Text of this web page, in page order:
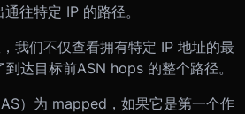
往特定 IP 的路径。
我们不仅查看拥有特定 IP 地址的最
达目标前ASN hops 的整个路径。
）为 mapped，如果它是第一个作